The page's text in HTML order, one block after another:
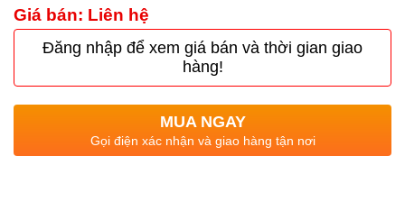
Giá bán: Liên hệ
Đăng nhập để xem giá bán và thời gian giao
hàng!
MUA NGAY
Gọi điện xác nhận và giao hàng tận nơi